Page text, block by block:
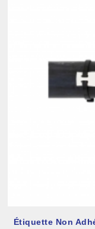
Étiquette Non